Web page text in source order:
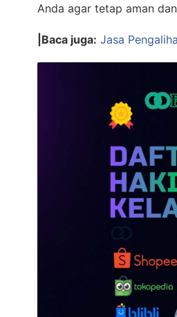
Anda agar tetap aman
|Baca juga: Jasa